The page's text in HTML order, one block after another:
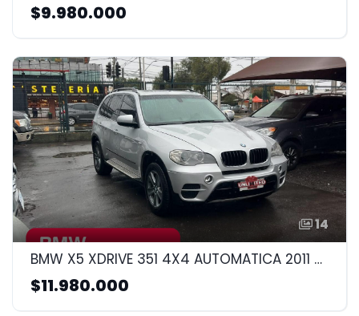
$9.980.000
14
BMW X5 XDRIVE 351 4X4 AUTOMATICA 2011 3.0CC
$11.980.000